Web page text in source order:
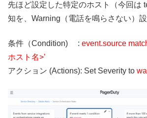
先ほど設定した特定のホスト（今回は
知を、Warning（電話を鳴らさない）設
条件（Condition) : event.source
ホスト名>’
アクション (Actions): Set Severity to